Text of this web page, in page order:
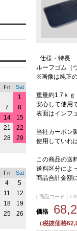
−仕様・特長−
ルーフゴム（
※画像は純正
重量約1.7ｋｇ
安心して使用
表面はインフ
当社カーボン
使用していれ
この商品の送
送料区分によ
商品合計金額
[ 商品コード ] T-
価格
（税抜価格
Fri Sat
1
7
8
14
15
21
22
28
29
Fri Sat
4
5
11
12
18
19
25
26